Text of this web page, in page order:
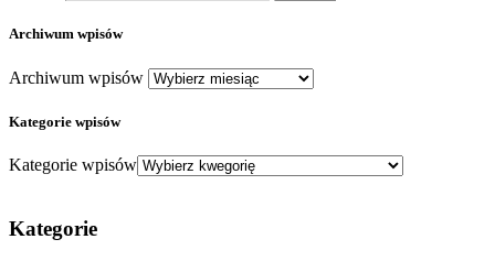
Archiwum wpisów
Archiwum wpisów
Kategorie wpisów
Kategorie wpisów
Kategorie